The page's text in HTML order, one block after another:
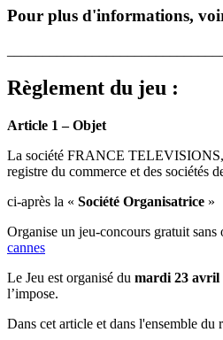
Pour plus d'informations,
Règlement du jeu :
Article 1 – Objet
La société FRANCE TELEVISIONS,
registre du commerce et des sociétés
ci-après la « Société Organisatrice »
Organise un jeu-concours gratuit
cannes
Le Jeu est organisé du mardi 23 avril
l’impose.
Dans cet article et dans l'ensemble du